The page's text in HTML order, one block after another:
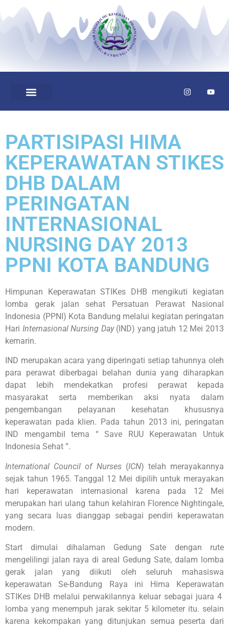
PARTISIPASI HIMA
KEPERAWATAN STIKES
DHB DALAM
PERINGATAN
INTERNASIONAL
NURSING DAY 2013
PPNI KOTA BANDUNG
Himpunan Keperawatan STIKes DHB mengikuti kegiatan
lomba gerak jalan sehat Persatuan Perawat Nasional
Indonesia (PPNI) Kota Bandung melalui kegiatan peringatan
Hari Internasional Nursing Day(IND) yang jatuh 12 Mei 2013
kemarin.
IND merupakan acara yang diperingati setiap tahunnya oleh
para perawat diberbagai belahan dunia yang diharapkan
dapat lebih mendekatkan profesi perawat kepada
masyarakat serta memberikan aksi nyata dalam
pengembangan pelayanan kesehatan khususnya
keperawatan pada klien. Pada tahun 2013 ini, peringatan
IND mengambil tema “ Save RUU Keperawatan Untuk
Indonesia Sehat ”.
International Council of Nurses (ICN) telah merayakannya
sejak tahun 1965. Tanggal 12 Mei dipilih untuk merayakan
hari keperawatan internasional karena pada 12 Mei
merupakan hari ulang tahun kelahiran Florence Nightingale,
yang secara luas dianggap sebagai pendiri keperawatan
modern.
Start dimulai dihalaman Gedung Sate dengan rute
mengelilingi jalan raya di areal Gedung Sate, dalam lomba
gerak jalan yang diikuti oleh seluruh mahasiswa
keperawatan Se-Bandung Raya ini Hima Keperawatan
STIKes DHB melalui perwakilannya keluar sebagai juara 4
lomba yang menempuh jarak sekitar 5 kilometer itu. selain
karena kekompakan yang ditunjukan semua peserta dari